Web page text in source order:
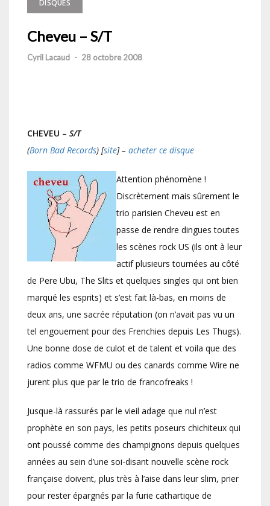
DISQUES
Cheveu – S/T
Cyril Lacaud - 28 octobre 2008
CHEVEU – S/T
(Born Bad Records) [site] – acheter ce disque
Attention phénomène !
Discrètement mais sûrement le
trio parisien Cheveu est en
passe de rendre dingues toutes
les scènes rock US (ils ont à leur
actif plusieurs tournées au côté
de Pere Ubu, The Slits et quelques singles qui ont bien
marqué les esprits) et s’est fait là-bas, en moins de
deux ans, une sacrée réputation (on n’avait pas vu un
tel engouement pour des Frenchies depuis Les Thugs).
Une bonne dose de culot et de talent et voila que des
radios comme WFMU ou des canards comme Wire ne
jurent plus que par le trio de francofreaks !
Jusque-là rassurés par le vieil adage que nul n’est
prophète en son pays, les petits poseurs chichiteux qui
ont poussé comme des champignons depuis quelques
années au sein d’une soi-disant nouvelle scène rock
française doivent, plus très à l’aise dans leur slim, prier
pour rester épargnés par la furie cathartique de